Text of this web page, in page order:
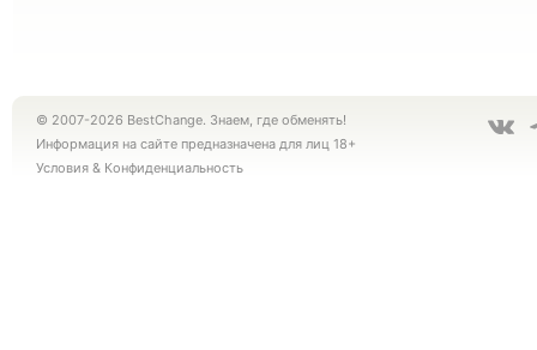
© 2007-2026 BestChange. Знаем, где обменять!
Информация на сайте предназначена для лиц 18+
Условия & Конфиденциальность